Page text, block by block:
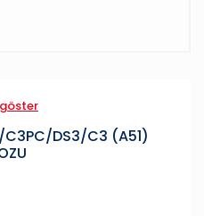
DS3/C3 (A51)